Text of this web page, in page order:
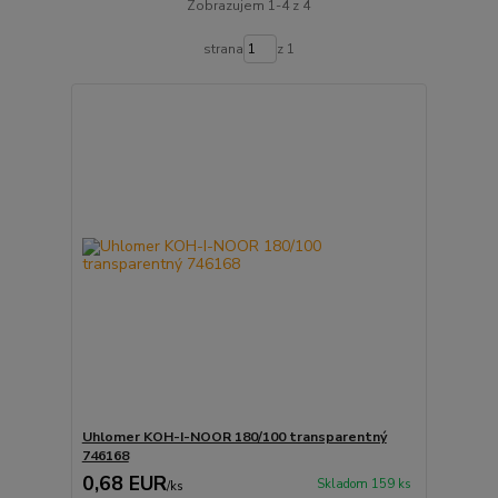
Zobrazujem 1-4 z 4
strana z 1
Uhlomer KOH-I-NOOR 180/100 transparentný
746168
0,68 EUR/ks Skladom 159 ks